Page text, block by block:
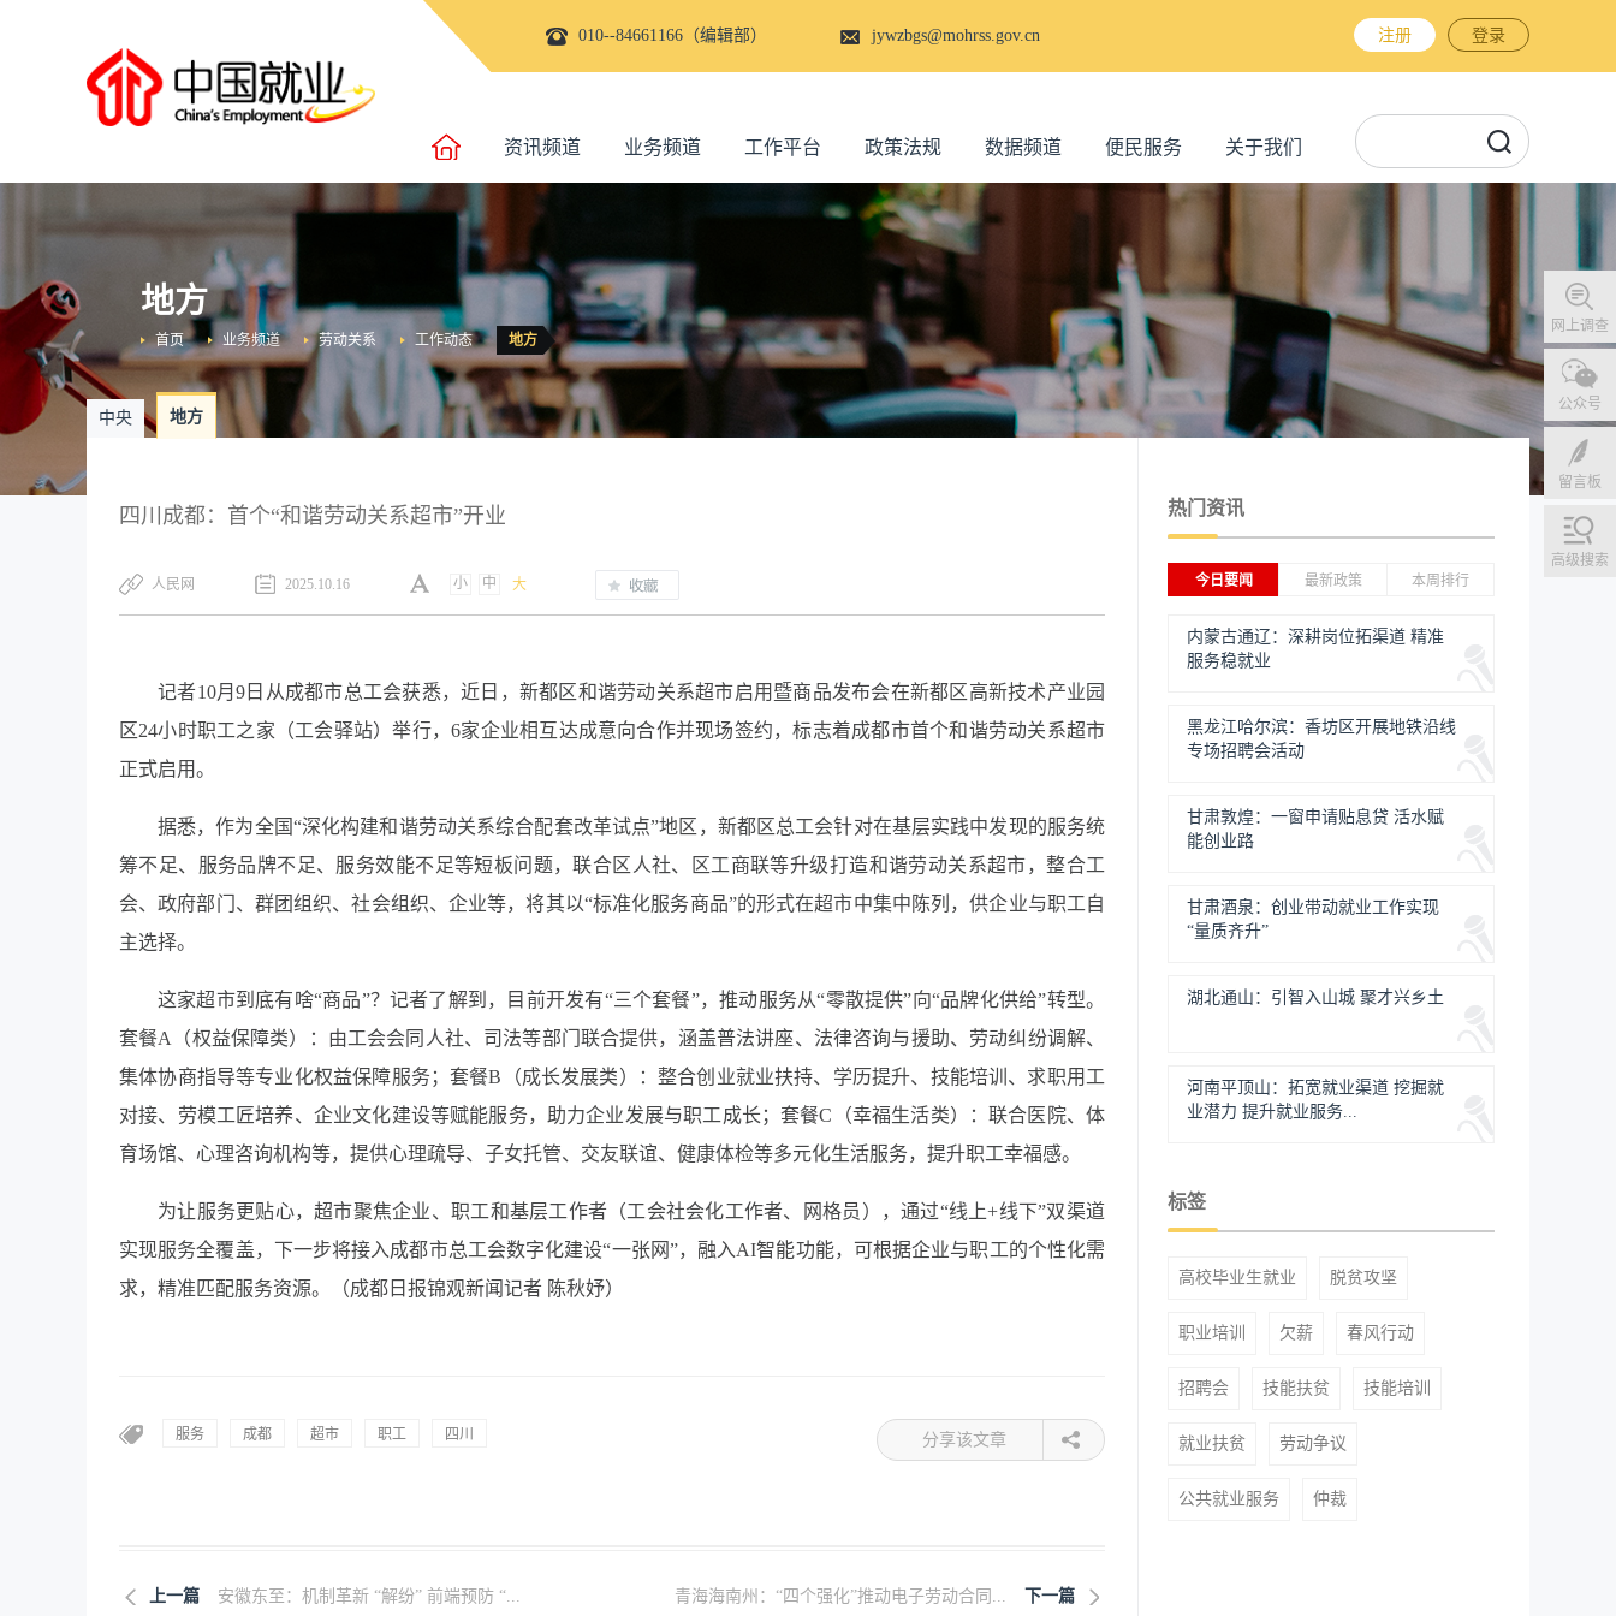
010--84661166（编辑部） jywzbgs@mohrss.gov.cn 注册 登录
资讯频道 业务频道 工作平台 政策法规 数据频道 便民服务 关于我们
网上调查
公众号
留言板
高级搜索
地方
地方
工作动态
劳动关系
业务频道
首页
中央 地方
四川成都：首个“和谐劳动关系超市”开业
​人民网 2025.10.16 小 中 大
记者10月9日从成都市总工会获悉，近日，新都区和谐劳动关系超市启用暨商品发布会在新都区高新技术产业园
区24小时职工之家（工会驿站）举行，6家企业相互达成意向合作并现场签约，标志着成都市首个和谐劳动关系超市
正式启用。
据悉，作为全国“深化构建和谐劳动关系综合配套改革试点”地区，新都区总工会针对在基层实践中发现的服务统
筹不足、服务品牌不足、服务效能不足等短板问题，联合区人社、区工商联等升级打造和谐劳动关系超市，整合工
会、政府部门、群团组织、社会组织、企业等，将其以“标准化服务商品”的形式在超市中集中陈列，供企业与职工自
主选择。
这家超市到底有啥“商品”？记者了解到，目前开发有“三个套餐”，推动服务从“零散提供”向“品牌化供给”转型。
套餐A（权益保障类）：由工会会同人社、司法等部门联合提供，涵盖普法讲座、法律咨询与援助、劳动纠纷调解、
集体协商指导等专业化权益保障服务；套餐B（成长发展类）：整合创业就业扶持、学历提升、技能培训、求职用工
对接、劳模工匠培养、企业文化建设等赋能服务，助力企业发展与职工成长；套餐C（幸福生活类）：联合医院、体
育场馆、心理咨询机构等，提供心理疏导、子女托管、交友联谊、健康体检等多元化生活服务，提升职工幸福感。
为让服务更贴心，超市聚焦企业、职工和基层工作者（工会社会化工作者、网格员），通过“线上+线下”双渠道
实现服务全覆盖，下一步将接入成都市总工会数字化建设“一张网”，融入AI智能功能，可根据企业与职工的个性化需
求，精准匹配服务资源。（成都日报锦观新闻记者 陈秋妤）
服务 成都 超市 职工 四川 分享该文章
上一篇 安徽东至：机制革新 “解纷” 前端预防 “... 下一篇
青海海南州：“四个强化”推动电子劳动合同...
热门资讯
今日要闻 最新政策 本周排行
内蒙古通辽：深耕岗位拓渠道 精准
服务稳就业
黑龙江哈尔滨：香坊区开展地铁沿线
专场招聘会活动
甘肃敦煌：一窗申请贴息贷 活水赋
能创业路
甘肃酒泉：创业带动就业工作实现
“量质齐升”
湖北通山：引智入山城 聚才兴乡土
河南平顶山：拓宽就业渠道 挖掘就
业潜力 提升就业服务...
标签
高校毕业生就业 脱贫攻坚
职业培训 欠薪 春风行动
招聘会 技能扶贫 技能培训
就业扶贫 劳动争议
公共就业服务 仲裁